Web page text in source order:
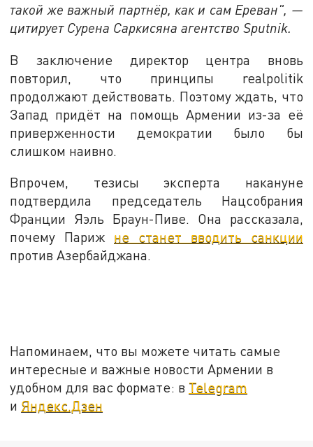
такой же важный партнёр, как и сам Ереван", —
цитирует Сурена Саркисяна агентство Sputnik.
В заключение директор центра вновь
повторил, что принципы realpolitik
продолжают действовать. Поэтому ждать, что
Запад придёт на помощь Армении из-за её
приверженности демократии было бы
слишком наивно.
Впрочем, тезисы эксперта накануне
подтвердила председатель Нацсобрания
Франции Яэль Браун-Пиве. Она рассказала,
почему Париж не станет вводить санкции
против Азербайджана.
Напоминаем, что вы можете читать самые
интересные и важные новости Армении в
удобном для вас формате: в Telegram
и Яндекс.Дзен